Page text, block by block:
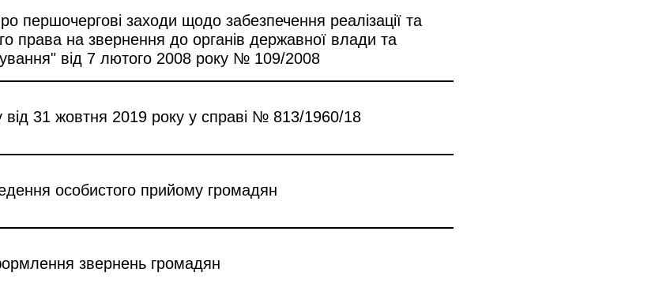
першочергові заходи щодо забезпечення реалізації та
права на звернення до органів державної влади та
від 7 лютого 2008 року № 109/2008
31 жовтня 2019 року у справі № 813/1960/18
особистого прийому громадян
звернень громадян